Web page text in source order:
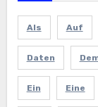
Als Auf
Daten
Ein Eine